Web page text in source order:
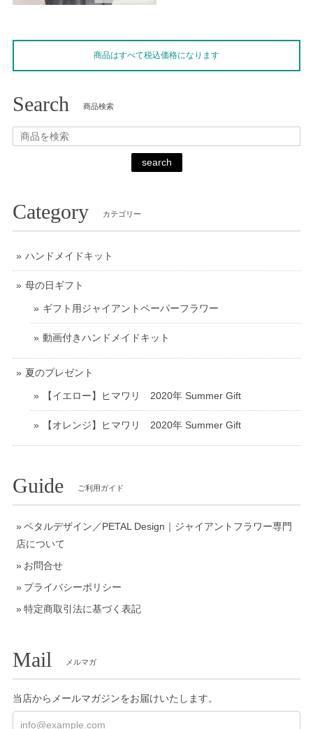
商品はすべて税込価格になります
Search 商品検索
search
Category カテゴリー
ハンドメイドキット
母の日ギフト
ギフト用ジャイアントペーパーフラワー
動画付きハンドメイドキット
夏のプレゼント
【イエロー】ヒマワリ 2020年 Summer Gift
【オレンジ】ヒマワリ 2020年 Summer Gift
Guide ご利用ガイド
ペタルデザイン／PETAL Design｜ジャイアントフラワー専門
店について
お問合せ
プライバシーポリシー
特定商取引法に基づく表記
Mail メルマガ
当店からメールマガジンをお届けいたします。